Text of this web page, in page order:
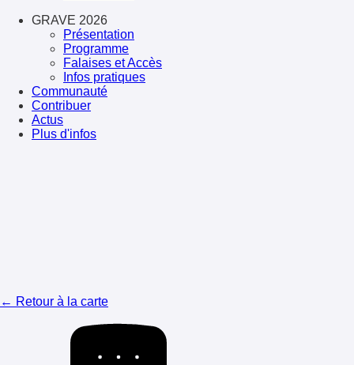
GRAVE 2026
Présentation
Programme
Falaises et Accès
Infos pratiques
Communauté
Contribuer
Actus
Plus d'infos
← Retour à la carte